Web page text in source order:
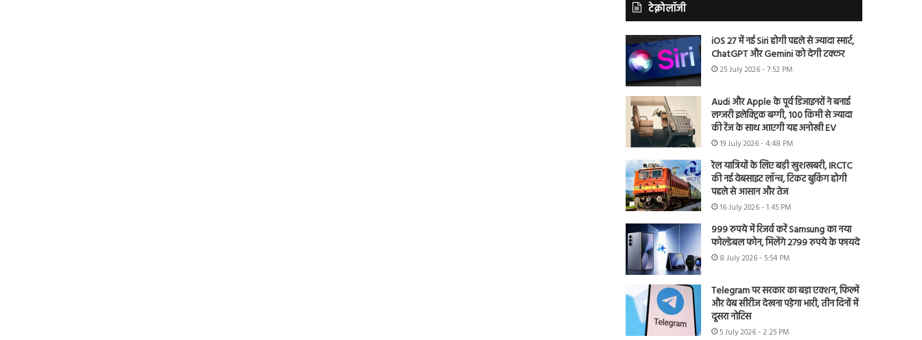
टेक्नोलॉजी
iOS 27 में नई Siri होगी पहले से ज्यादा स्मार्ट,
ChatGPT और Gemini को देगी टक्कर
25 July 2026 - 7:52 PM
Audi और Apple के पूर्व डिजाइनरों ने बनाई
लग्जरी इलेक्ट्रिक बग्गी, 100 किमी से ज्यादा
की रेंज के साथ आएगी यह अनोखी EV
19 July 2026 - 4:48 PM
रेल यात्रियों के लिए बड़ी खुशखबरी, IRCTC
की नई वेबसाइट लॉन्च, टिकट बुकिंग होगी
पहले से आसान और तेज
16 July 2026 - 1:45 PM
999 रुपये में रिजर्व करें Samsung का नया
फोल्डेबल फोन, मिलेंगे 2799 रुपये के फायदे
8 July 2026 - 5:54 PM
Telegram पर सरकार का बड़ा एक्शन, फिल्में
और वेब सीरीज देखना पड़ेगा भारी, तीन दिनों में
दूसरा नोटिस
5 July 2026 - 2:25 PM